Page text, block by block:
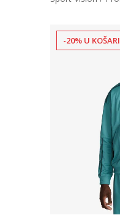
-20% U